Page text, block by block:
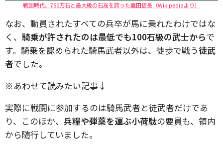
戦国時代、750万石と最大級の石高を誇った織田信長（Wikipediaより）
なお、動員されたすべての兵卒が馬に乗れたわけではな
く、 騎乗が許されたのは最低でも100石級の武士からで
す。騎乗を認められた騎馬武者以外は、徒歩で戦う徒武
者でした。
※あわせて読みたい記事↓
実際に戦闘に参加するのは騎馬武者と徒武者だけであ
り、このほか、 兵糧や弾薬を運ぶ小荷駄の要員も、領内
から随行していました。